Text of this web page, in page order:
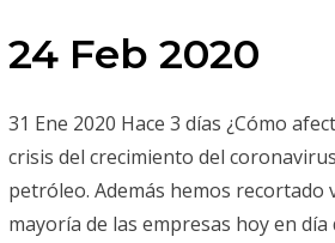
24 Feb 2020
31 Ene 2020 Hace 3 días ¿Cómo
crisis del crecimiento del
petróleo. Además hemos
mayoría de las empresas hoy en